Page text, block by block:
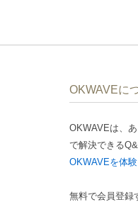
OKWAVEに
OKWAVEは、
で解決できる
OKWAVEを体
無料で会員登録